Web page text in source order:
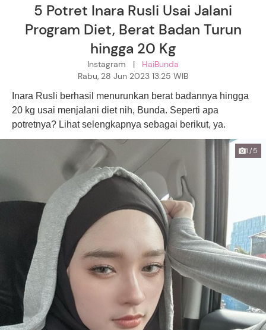
5 Potret Inara Rusli Usai Jalani
Program Diet, Berat Badan Turun
hingga 20 Kg
Instagram | HaiBunda
Rabu, 28 Jun 2023 13:25 WIB
Inara Rusli berhasil menurunkan berat badannya hingga
20 kg usai menjalani diet nih, Bunda. Seperti apa
potretnya? Lihat selengkapnya sebagai berikut, ya.
1/5